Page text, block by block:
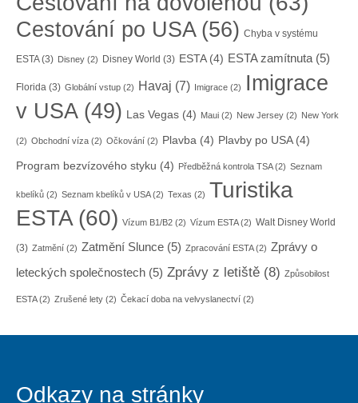
Cestování po USA(56) Chyba v systému
ESTA(3) Disney (2) Disney World (3) ESTA(4) ESTA zamítnuta(5)
Florida (3) Globální vstup (2) Havaj (7) Imigrace (2)
Imigrace
v USA(49) Las Vegas (4) Maui (2) New Jersey (2) New York
(2) Obchodní víza (2) Očkování (2) Plavba (4) Plavby po USA(4)
Program bezvízového styku (4) Předběžná kontrola TSA(2) Seznam
kbelíků (2) Seznam kbelíků v USA(2) Texas (2) Turistika
ESTA(60) Vízum B1/B2 (2) Vízum ESTA(2) Walt Disney World
(3) Zatmění (2) Zatmění Slunce (5) Zpracování ESTA(2) Zprávy o
leteckých společnostech (5) Zprávy z letiště (8) Způsobilost
ESTA(2) Zrušené lety (2) Čekací doba na velvyslanectví (2)
Odkazy na stránky